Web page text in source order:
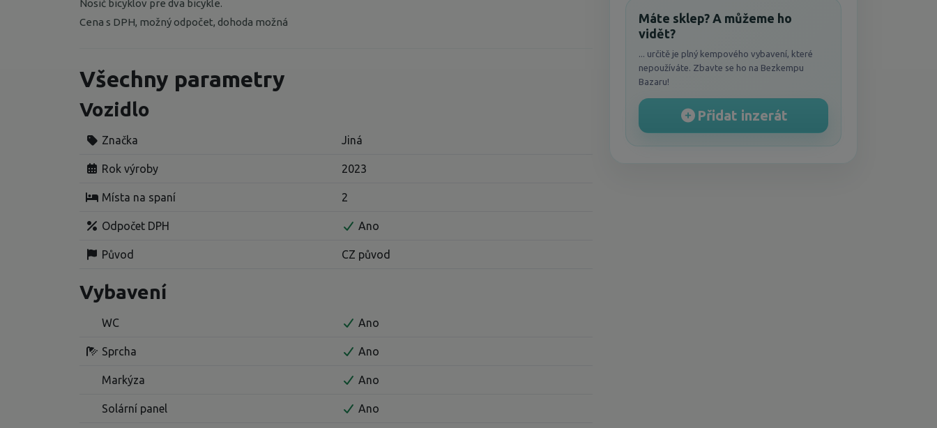
Nosič bicyklov pre dva bicykle.
Cena s DPH, možný odpočet, dohoda možná
Všechny parametry
Vozidlo
Značka Jiná
Rok výroby 2023
Místa na spaní 2
Odpočet DPH Ano
Původ CZ původ
Vybavení
WC Ano
Sprcha Ano
Markýza Ano
Solární panel Ano
Máte sklep? A můžeme ho
vidět?
... určitě je plný kempového vybavení, které
nepoužíváte. Zbavte se ho na Bezkempu
Bazaru!
Přidat inzerát